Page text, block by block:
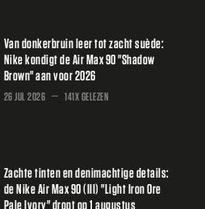
Van donkerbruin leer tot zacht suède:
Nike kondigt de Air Max 90 "Shadow
Brown" aan voor 2026
26 JUL 2026 141X GELEZEN
Zachte tinten en denimachtige details:
de Nike Air Max 90 (III) "Light Iron Ore
Pale Ivory" dropt op 1 augustus